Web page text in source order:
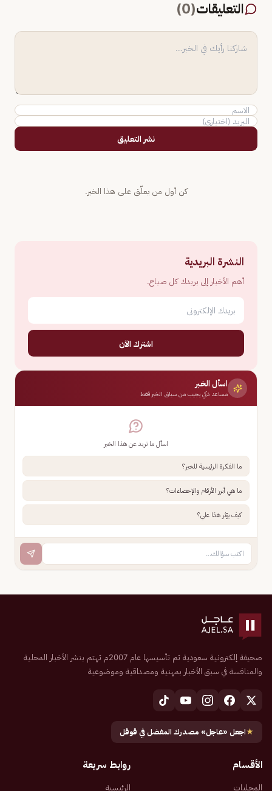
التعليقات(
0
)
نشر التعليق
كن أول من يعلّق على هذا الخبر.
النشرة البريدية
أهم الأخبار إلى بريدك كل صباح.
اشترك الآن
اسأل الخبر
مساعد ذكي يجيب من سياق الخبر فقط
اسأل ما تريد عن هذا الخبر
ما الفكرة الرئيسية للخبر؟
ما هي أبرز الأرقام والإحصاءات؟
كيف يؤثر هذا علي؟
صحيفة إلكترونية سعودية تم تأسيسها عام 2007م تهتم بنشر الأخبار المحلية
والمنافسة في سبق الأخبار بمهنية ومصداقية وموضوعية
★اجعل «عاجل» مصدرك المفضل في قوقل
الأقسام
المحليات
روابط سريعة
الرئيسية